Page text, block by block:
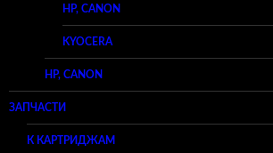
HP, CANON
KYOCERA
HP, CANON
ЗАПЧАСТИ
К КАРТРИДЖАМ